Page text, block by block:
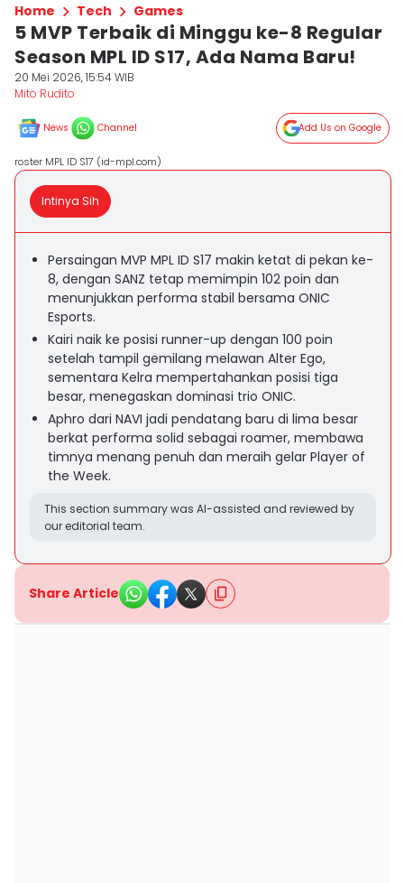
Home Tech Games
5 MVP Terbaik di Minggu ke-8 Regular
Season MPL ID S17, Ada Nama Baru!
20 Mei 2026, 15:54 WIB
Mito Rudito
News Channel Add Us on Google
roster MPL ID S17 (id-mpl.com)
Intinya Sih
Persaingan MVP MPL ID S17 makin ketat di pekan ke-
8, dengan SANZ tetap memimpin 102 poin dan
menunjukkan performa stabil bersama ONIC
Esports.
Kairi naik ke posisi runner-up dengan 100 poin
setelah tampil gemilang melawan Alter Ego,
sementara Kelra mempertahankan posisi tiga
besar, menegaskan dominasi trio ONIC.
Aphro dari NAVI jadi pendatang baru di lima besar
berkat performa solid sebagai roamer, membawa
timnya menang penuh dan meraih gelar Player of
the Week.
This section summary was AI-assisted and reviewed by
our editorial team.
Share Article